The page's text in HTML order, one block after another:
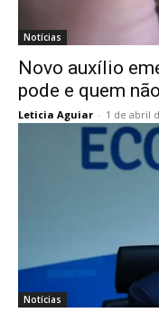
Notícias
Novo auxílio
pode e quem
Leticia Aguiar - 1 de abril
Notícias